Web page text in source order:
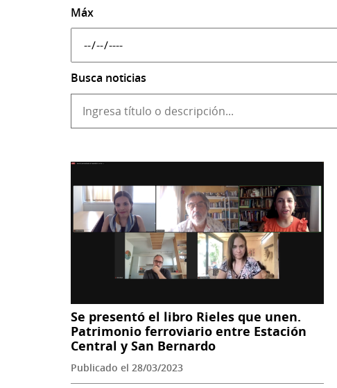
Máx
Busca noticias
Se presentó el libro Rieles que unen.
Patrimonio ferroviario entre Estación
Central y San Bernardo
Publicado el 28/03/2023